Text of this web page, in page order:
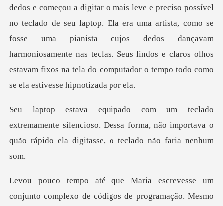
eclado de seu laptop. Ela era uma artista, como se
fosse uma pianista cujos dedos dançavam
harmoniosamente nas teclas.
nte silencioso. Dessa forma, não importava o
quão r
programação. Mesmo